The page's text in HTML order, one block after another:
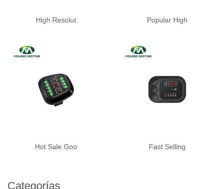
High Resolut Popular High
Hot Sale Goo Fast Selling
Categorías